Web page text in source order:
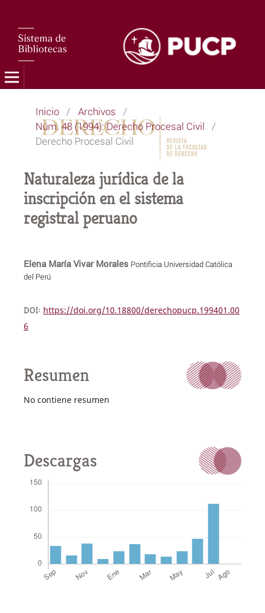
Inicio / Archivos /
Núm. 48 (1994): Derecho Procesal Civil /
Derecho Procesal Civil
Naturaleza jurídica de la
inscripción en el sistema
registral peruano
Elena María Vivar Morales Pontificia Universidad Católica
del Perú
DOI: https://doi.org/10.18800/derechopucp.199401.00
6
Resumen
No contiene resumen
Descargas